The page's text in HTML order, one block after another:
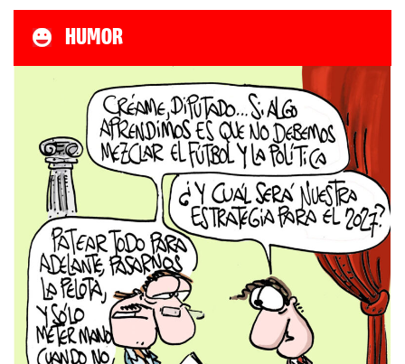
HUMOR